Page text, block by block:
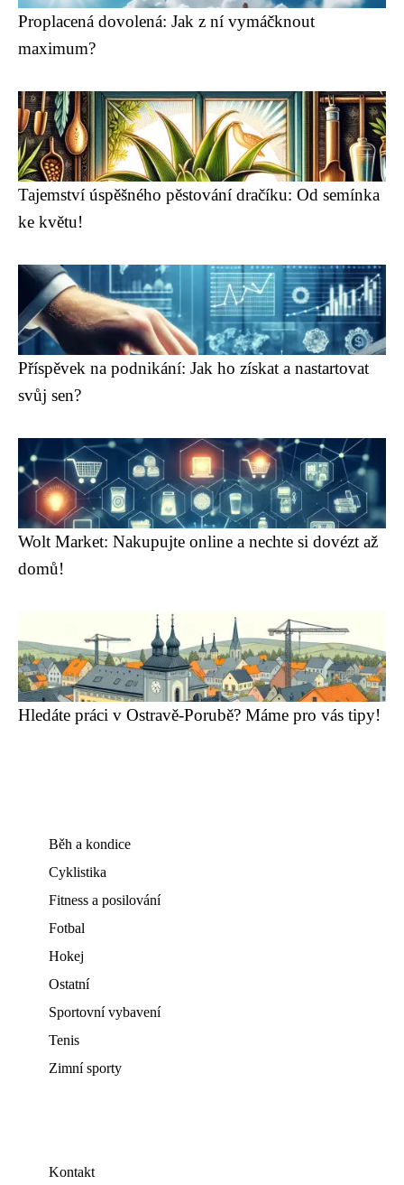
Proplacená dovolená: Jak z ní vymáčknout
maximum?
Tajemství úspěšného pěstování dračíku: Od semínka
ke květu!
Příspěvek na podnikání: Jak ho získat a nastartovat
svůj sen?
Wolt Market: Nakupujte online a nechte si dovézt až
domů!
Hledáte práci v Ostravě-Porubě? Máme pro vás tipy!
Běh a kondice
Cyklistika
Fitness a posilování
Fotbal
Hokej
Ostatní
Sportovní vybavení
Tenis
Zimní sporty
Kontakt